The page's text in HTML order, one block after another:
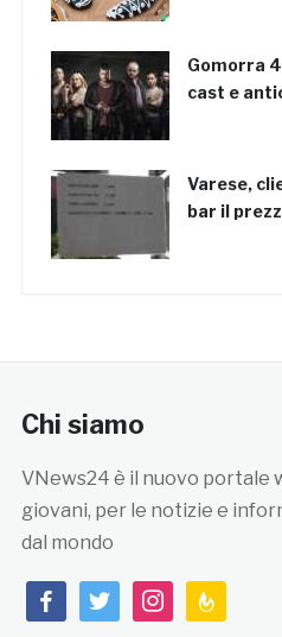
Gomorra
cast e
Varese,
bar il
Chi siamo
VNews24 è il nuovo portale
giovani, per le notizie e
dal mondo
facebooktwitterinstagramfeedburner